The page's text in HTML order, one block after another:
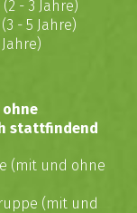
- 3 Jahre)
- 5 Jahre)
stattfindend
(mit und ohne
(mit und